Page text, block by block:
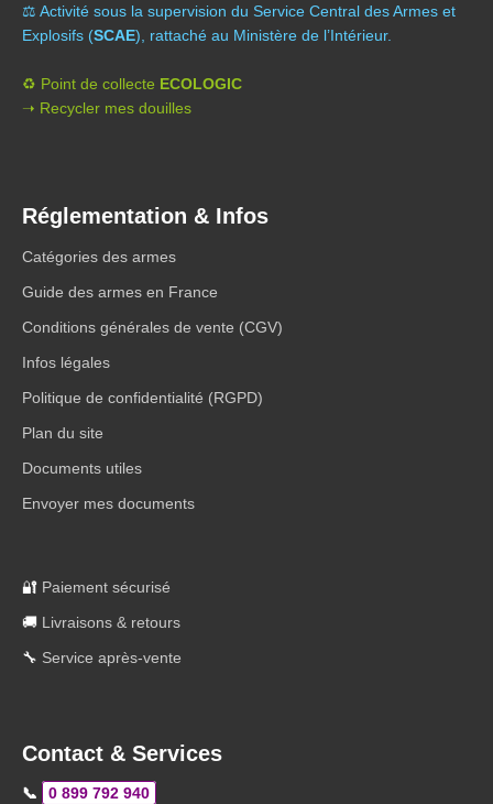
⚖️ Activité sous la supervision du Service Central des Armes et
Explosifs (SCAE), rattaché au Ministère de l’Intérieur.
♻️ Point de collecte ECOLOGIC
➝ Recycler mes douilles
Réglementation & Infos
Catégories des armes
Guide des armes en France
Conditions générales de vente (CGV)
Infos légales
Politique de confidentialité (RGPD)
Plan du site
Documents utiles
Envoyer mes documents
🔐 Paiement sécurisé
🚚 Livraisons & retours
🔧 Service après-vente
Contact & Services
📞
0 899 792 940